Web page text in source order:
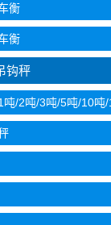
衡
衡
钩秤
吨/2吨/3吨/5吨/10吨